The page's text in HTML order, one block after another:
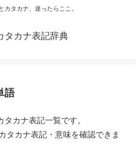
カタカナ、迷ったらここ。
タカナ表記辞典
語
カナ表記一覧です。
タカナ表記・意味を確認できま